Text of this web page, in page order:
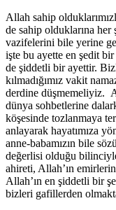
Allah sahip
de sahip olduklarına
vazifelerini bile yerine
işte bu ayette en şedit
de şiddetli bir ayettir.
kılmadığımız vakit
derdine düşmemeliyiz.
dünya sohbetlerine
köşesinde tozlanmaya
anlayarak hayatımıza
anne-babamızın bile
değerlisi olduğu
ahireti, Allah’ın
Allah’ın en şiddetli bir
bizleri gafillerden